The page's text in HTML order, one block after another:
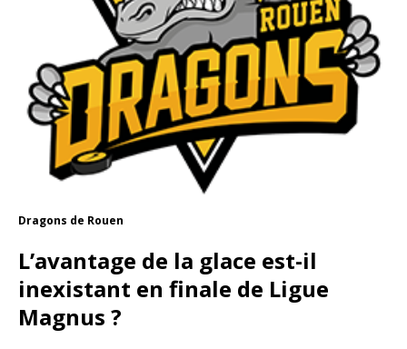
Dragons de Rouen
L’avantage de la glace est-il
inexistant en finale de Ligue
Magnus ?